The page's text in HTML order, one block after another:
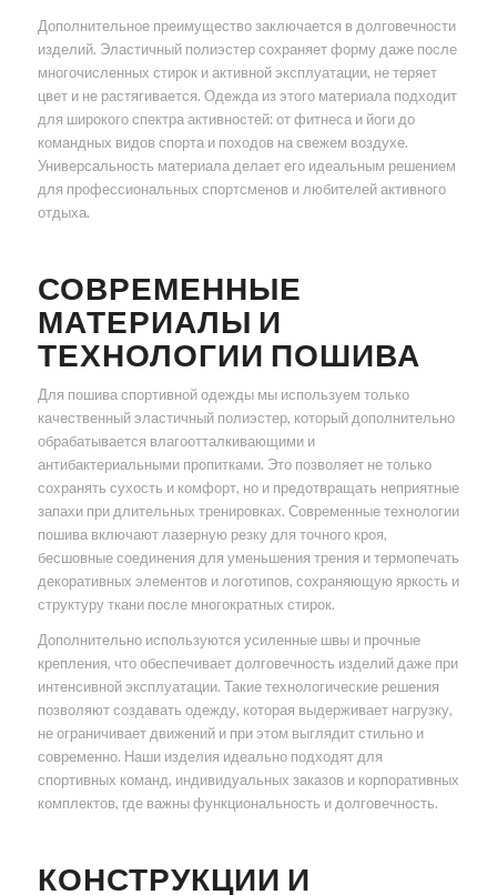
Дополнительное преимущество заключается в долговечности
изделий. Эластичный полиэстер сохраняет форму даже после
многочисленных стирок и активной эксплуатации, не теряет
цвет и не растягивается. Одежда из этого материала подходит
для широкого спектра активностей: от фитнеса и йоги до
командных видов спорта и походов на свежем воздухе.
Универсальность материала делает его идеальным решением
для профессиональных спортсменов и любителей активного
отдыха.
СОВРЕМЕННЫЕ
МАТЕРИАЛЫ И
ТЕХНОЛОГИИ ПОШИВА
Для пошива спортивной одежды мы используем только
качественный эластичный полиэстер, который дополнительно
обрабатывается влагоотталкивающими и
антибактериальными пропитками. Это позволяет не только
сохранять сухость и комфорт, но и предотвращать неприятные
запахи при длительных тренировках. Современные технологии
пошива включают лазерную резку для точного кроя,
бесшовные соединения для уменьшения трения и термопечать
декоративных элементов и логотипов, сохраняющую яркость и
структуру ткани после многократных стирок.
Дополнительно используются усиленные швы и прочные
крепления, что обеспечивает долговечность изделий даже при
интенсивной эксплуатации. Такие технологические решения
позволяют создавать одежду, которая выдерживает нагрузку,
не ограничивает движений и при этом выглядит стильно и
современно. Наши изделия идеально подходят для
спортивных команд, индивидуальных заказов и корпоративных
комплектов, где важны функциональность и долговечность.
КОНСТРУКЦИИ И